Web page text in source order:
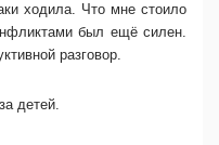
ходила. Что мне стоило
был ещё силен.
разговор.
детей.